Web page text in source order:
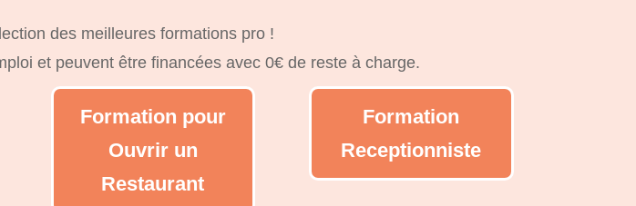
des meilleures formations pro !
et peuvent être financées avec 0€ de reste à charge.
Formation pour
Ouvrir un
Restaurant
Formation
Receptionniste